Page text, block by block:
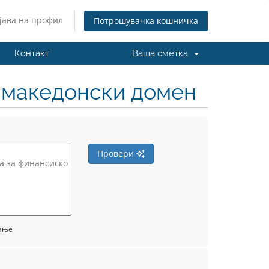
на профил Потрошувачка кошничка
Контакт Ваша сметка
македонски домен
Провери